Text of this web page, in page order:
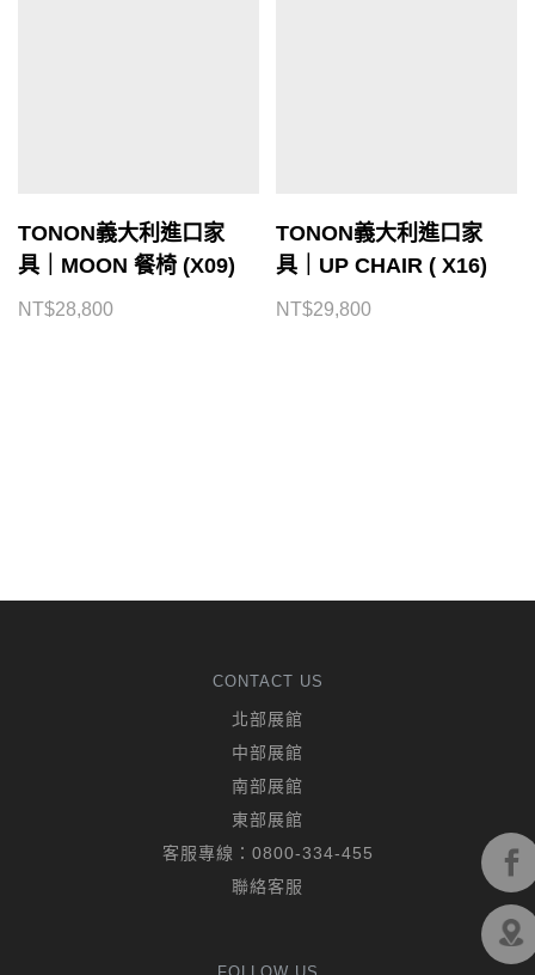
TONON義大利進口家
具｜MOON 餐椅 (X09)
NT$28,800
TONON義大利進口家
具｜UP CHAIR ( X16)
NT$29,800
CONTACT US
北部展館
中部展館
南部展館
東部展館
客服專線： 0800-334-455
聯絡客服